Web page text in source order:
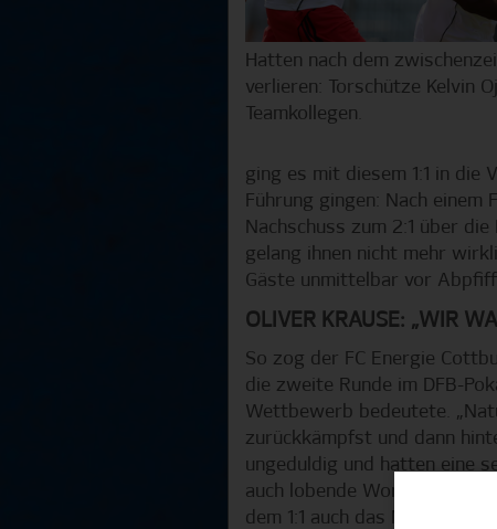
Hatten nach dem
verlieren: Torschütze Kelvin
Teamkollegen.
ging es mit diesem 1:1 in die
Führung gingen: Nach
Nachschuss zum 2:1 über
gelang ihnen nicht mehr
Gäste unmittelbar vor Abpfiff
OLIVER KRAUSE: „WIR
So zog der FC Energie
die zweite Runde im DFB-
Wettbewerb bedeutete.
zurückkämpfst und dann
ungeduldig und hatten eine
auch lobende Worte für
dem 1:1 auch das